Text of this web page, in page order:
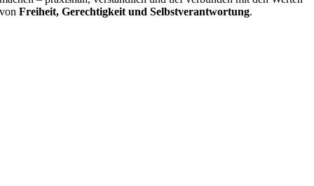
vonFreiheit, Gerechtigkeit und Selbstverantwortung.